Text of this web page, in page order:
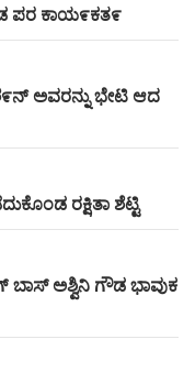
ಪರ ಕಾಯ೯ಕತ೯
ಅವರನ್ನು ಭೇಟಿ ಆದ
ರಕ್ಷಿತಾ ಶೆಟ್ಟಿ
ಬಾಸ್ ಅಶ್ವಿನಿ ಗೌಡ ಭಾವುಕ